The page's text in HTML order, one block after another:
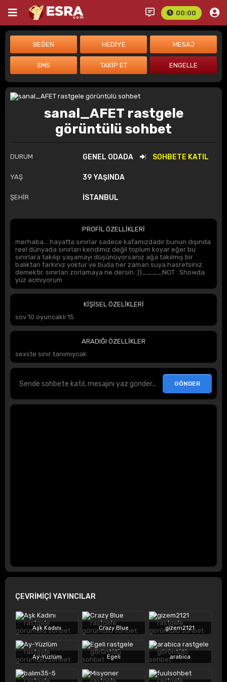
00:00
sanal_AFET rastgele
görüntülü sohbet
DURUM GENEL ODADA SOHBETE KATIL
YAŞ 39 YAŞINDA
ŞEHİR İSTANBUL
PROFİL ÖZELLİKLERİ
merhaba... hayatta sınırlar sadece kafamızdadır bunun dışında
reel dünyada sınırları kendimiz değil toplum koyar eğer bu
sınırlara takılıp yaşamayı düşünüyorsanız ağa takılmış bir
balıktan farkınız yoktur ve buda her zaman suya hasretsiniz
demektir. sınırları zorlamaya ne dersin :))____NOT : Showda
yüz acmıyorum
KİŞİSEL ÖZELİKLERİ
sov 10 oyuncaklı 15
ARADIĞI ÖZELLİKLER
sexste sınır tanımıycak
ÇEVRİMİÇİ YAYINCILAR
Aşk Kadını Crazy Blue gizem2121
Ay-Yüzlüm Egeli arabica